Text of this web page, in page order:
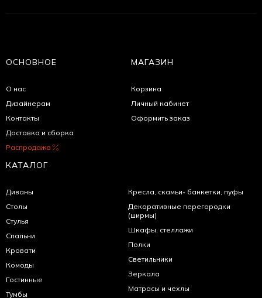
ОСНОВНОЕ
О нас
Дизайнерам
Контакты
Доставка и сборка
Распродажа
МАГАЗИН
Корзина
Личный кабинет
Оформить заказ
КАТАЛОГ
Диваны
Столы
Стулья
Спальни
Кровати
Комоды
Гостинные
Тумбы
Кресла, скамьи- банкетки, пуфы
Декоративные перегородки
(ширмы)
Шкафы, стеллажи
Полки
Светильники
Зеркала
Матрасы и чехлы